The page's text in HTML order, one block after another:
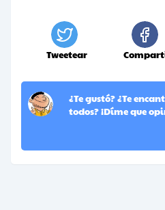
Tweetear
¿Te gustó? ¿Te
todos? ¡Díme que